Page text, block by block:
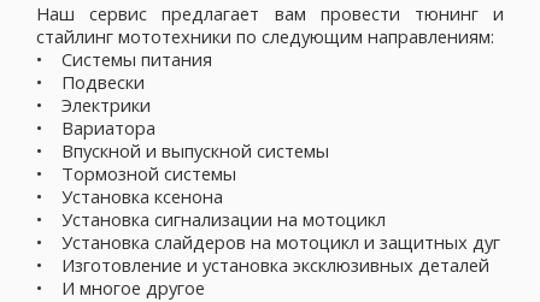
Наш сервис предлагает вам провести тюнинг и
стайлинг мототехники по следующим направлениям:
• Системы питания
• Подвески
• Электрики
• Вариатора
• Впускной и выпускной системы
• Тормозной системы
• Установка ксенона
• Установка сигнализации на мотоцикл
• Установка слайдеров на мотоцикл и защитных дуг
• Изготовление и установка эксклюзивных деталей
• И многое другое